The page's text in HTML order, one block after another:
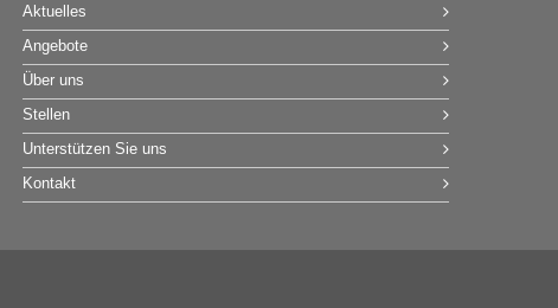
Aktuelles
Angebote
Über uns
Stellen
Unterstützen Sie uns
Kontakt